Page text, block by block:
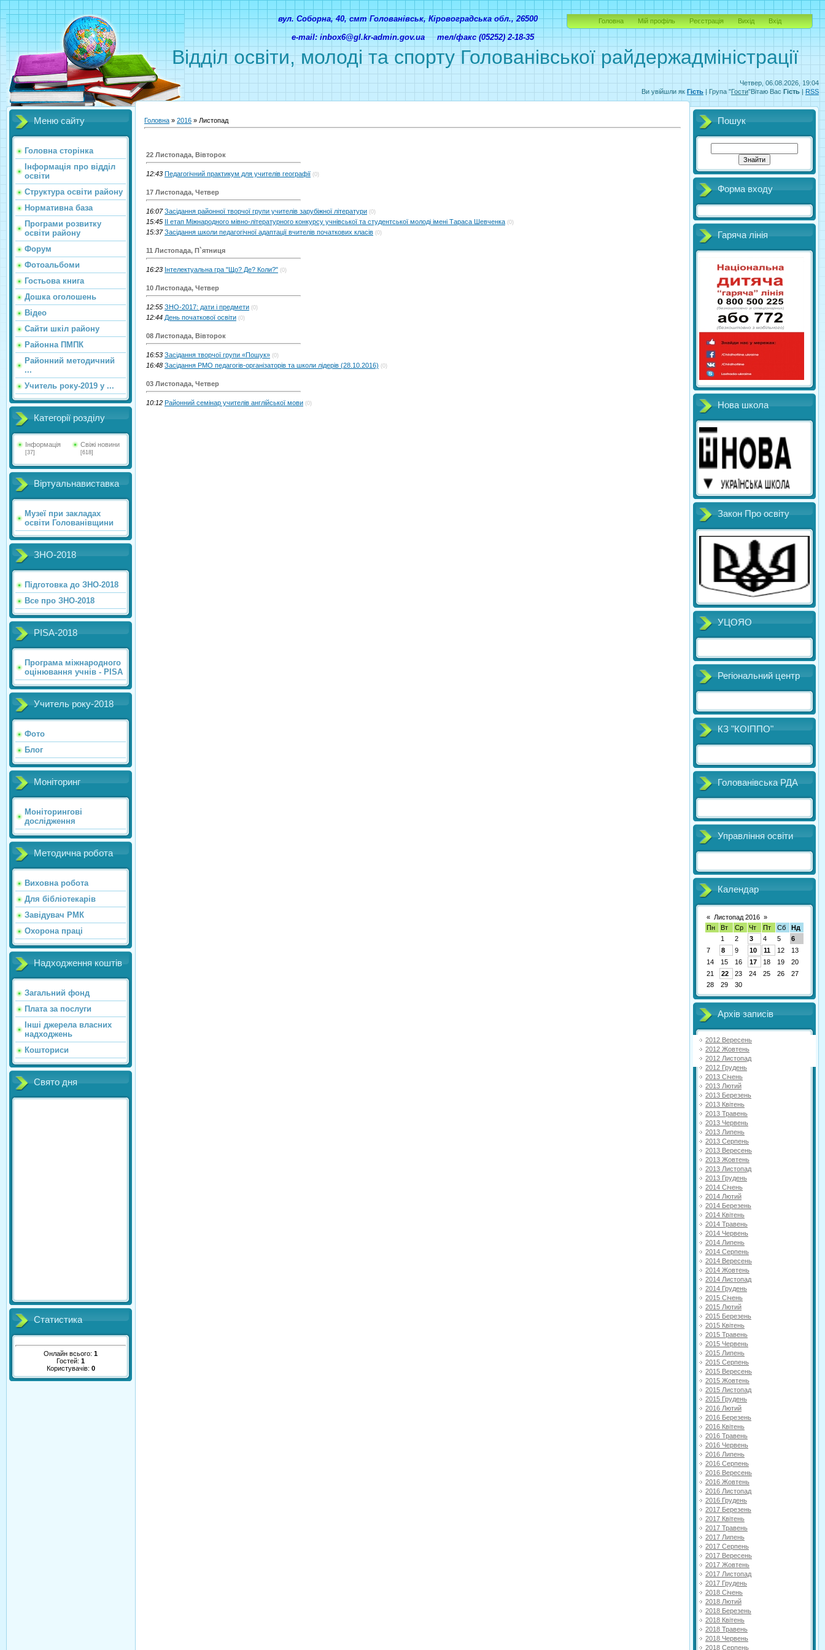
Четвер, 06.08.2026, 19:04
Ви увійшли як Гість | Група "Гости"Вітаю Вас Гість | RSS
Відділ освіти, молоді та спорту Голованівської райдержадміністрації
вул. Соборна, 40, смт Голованівськ, Кіровоградська обл., 26500
e-mail: inbox6@gl.kr-admin.gov.ua тел/факс (05252) 2-18-35
Головна Мій профіль Реєстрація Вихід Вхід
Меню сайту
Головна сторінка
Інформація про відділ
освіти
Структура освіти району
Нормативна база
Програми розвитку
освіти району
Форум
Фотоальбоми
Гостьова книга
Дошка оголошень
Відео
Сайти шкіл району
Районна ПМПК
Районний методичний
...
Учитель року-2019 у ...
Категорії розділу
Інформація
[37]
Свіжі новини
[618]
Віртуальнавиставка
Музеї при закладах
освіти Голованівщини
ЗНО-2018
Підготовка до ЗНО-2018
Все про ЗНО-2018
PISA-2018
Програма міжнародного
оцінювання учнів - PISA
Учитель року-2018
Фото
Блог
Моніторинг
Моніторингові
дослідження
Методична робота
Виховна робота
Для бібліотекарів
Завідувач РМК
Охорона праці
Надходження коштів
Загальний фонд
Плата за послуги
Інші джерела власних
надходжень
Кошториси
Свято дня
Статистика
Онлайн всього: 1
Гостей: 1
Користувачів: 0
Головна » 2016 » Листопад
22 Листопада, Вівторок
12:43 Педагогічний практикум для учителів географії (0)
17 Листопада, Четвер
16:07 Засідання районної творчої групи учителів зарубіжної літератури (0)
15:45 ІІ етап Міжнародного мівно-літературного конкурсу учнівської та студентської молоді імені Тараса Шевченка (0)
15:37 Засідання школи педагогічної адаптації вчителів початкових класів (0)
11 Листопада, П`ятниця
16:23 Інтелектуальна гра "Що? Де? Коли?" (0)
10 Листопада, Четвер
12:55 ЗНО-2017: дати і предмети (0)
12:44 День початкової освіти (0)
08 Листопада, Вівторок
16:53 Засідання творчої групи «Пошук» (0)
16:48 Засідання РМО педагогів-організаторів та школи лідерів (28.10.2016) (0)
03 Листопада, Четвер
10:12 Районний семінар учителів англійської мови (0)
Пошук
Форма входу
Гаряча лінія
Нова школа
Закон Про освіту
УЦОЯО
Регіональний центр
КЗ "КОІППО"
Голованівська РДА
Управління освіти
Календар
« Листопад 2016 »
Пн
Вт Ср Чт Пт Сб
Нд
1
2 3 4 5
6
7
8 9 10 11 12
13
14
15 16 17 18 19
20
21
22 23 24 25 26
27
28
29 30
Архів записів
2012 Вересень
2012 Жовтень
2012 Листопад
2012 Грудень
2013 Січень
2013 Лютий
2013 Березень
2013 Квітень
2013 Травень
2013 Червень
2013 Липень
2013 Серпень
2013 Вересень
2013 Жовтень
2013 Листопад
2013 Грудень
2014 Січень
2014 Лютий
2014 Березень
2014 Квітень
2014 Травень
2014 Червень
2014 Липень
2014 Серпень
2014 Вересень
2014 Жовтень
2014 Листопад
2014 Грудень
2015 Січень
2015 Лютий
2015 Березень
2015 Квітень
2015 Травень
2015 Червень
2015 Липень
2015 Серпень
2015 Вересень
2015 Жовтень
2015 Листопад
2015 Грудень
2016 Лютий
2016 Березень
2016 Квітень
2016 Травень
2016 Червень
2016 Липень
2016 Серпень
2016 Вересень
2016 Жовтень
2016 Листопад
2016 Грудень
2017 Березень
2017 Квітень
2017 Травень
2017 Липень
2017 Серпень
2017 Вересень
2017 Жовтень
2017 Листопад
2017 Грудень
2018 Січень
2018 Лютий
2018 Березень
2018 Квітень
2018 Травень
2018 Червень
2018 Серпень